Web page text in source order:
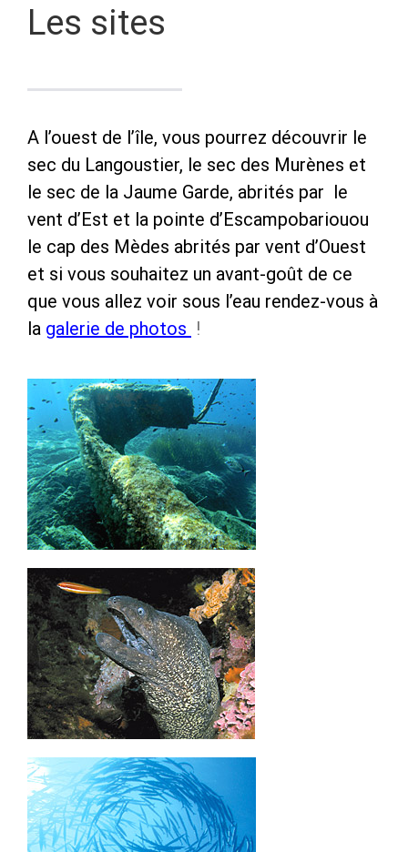
Les sites
A l’ouest de l’île, vous pourrez découvrir le
sec du Langoustier, le sec des Murènes et
le sec de la Jaume Garde, abrités par le
vent d’Est et la pointe d’Escampobariouou
le cap des Mèdes abrités par vent d’Ouest
et si vous souhaitez un avant-goût de ce
que vous allez voir sous l’eau rendez-vous à
la galerie de photos !